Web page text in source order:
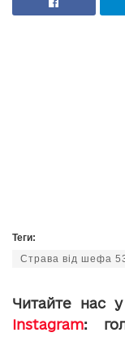
Теги:
Страва від шефа
Читайте нас у
Instagram: